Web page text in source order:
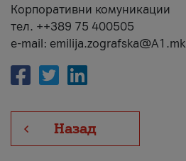
Корпоративни комуникации
тел. ++389 75 400505
e-mail: emilija.zografska@A1.mk
Назад